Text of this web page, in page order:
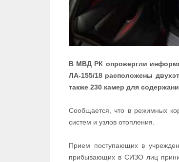
В МВД РК опровергли
ЛА-155/18 расположены
также 230 камер для
Сообщается, что в режимных
систем и узлов отопления.
Прием поступающих в
прибывающих в СИЗО лиц